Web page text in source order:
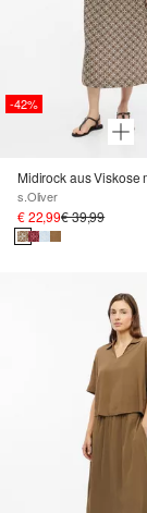
-42%
s.Oliver
€ 22,99€ 39,99